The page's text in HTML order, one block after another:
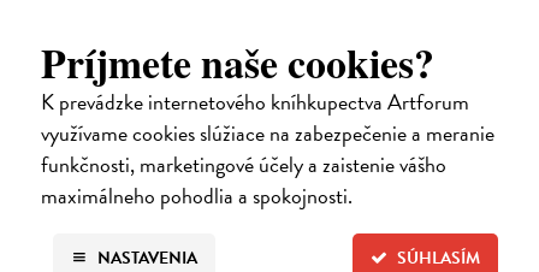
Príjmete naše cookies?
K prevádzke internetového kníhkupectva Artforum
využívame cookies slúžiace na zabezpečenie a meranie
funkčnosti, marketingové účely a zaistenie vášho
maximálneho pohodlia a spokojnosti.
SÚHLASÍM
NASTAVENIA
9,45 €
9,95 € ?